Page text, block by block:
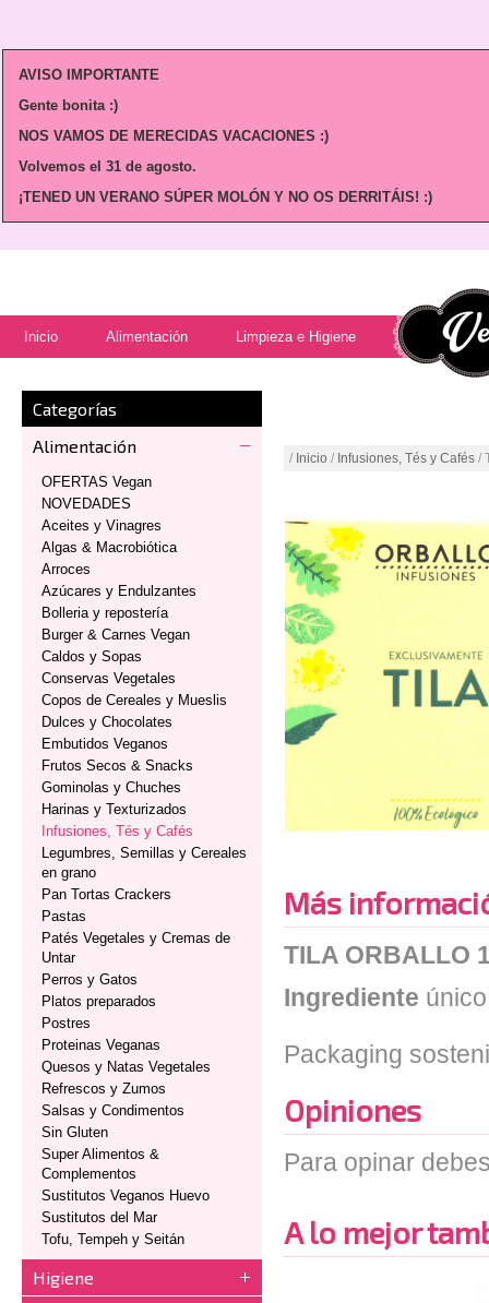
AVISO IMPORTANTE
Gente bonita :)
NOS VAMOS DE MERECIDAS VACACIONES :)
Volvemos el 31 de agosto.
¡TENED UN VERANO SÚPER MOLÓN Y NO OS DERRITÁIS! :)
Inicio Alimentación Limpieza e Higiene
Categorías
Alimentación
OFERTAS Vegan
NOVEDADES
Aceites y Vinagres
Algas & Macrobiótica
Arroces
Azúcares y Endulzantes
Bolleria y repostería
Burger & Carnes Vegan
Caldos y Sopas
Conservas Vegetales
Copos de Cereales y Mueslis
Dulces y Chocolates
Embutidos Veganos
Frutos Secos & Snacks
Gominolas y Chuches
Harinas y Texturizados
Infusiones, Tés y Cafés
Legumbres, Semillas y Cereales
en grano
Pan Tortas Crackers
Pastas
Patés Vegetales y Cremas de
Untar
Perros y Gatos
Platos preparados
Postres
Proteinas Veganas
Quesos y Natas Vegetales
Refrescos y Zumos
Salsas y Condimentos
Sin Gluten
Super Alimentos &
Complementos
Sustitutos Veganos Huevo
Sustitutos del Mar
Tofu, Tempeh y Seitán
Higiene
/ Inicio / Infusiones, Tés y Cafés /
Más
TILA ORBALLO
Ingrediente
Packaging
Opiniones
Para opinar
A lo mejor